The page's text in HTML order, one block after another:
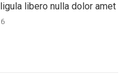
libero nulla dolor amet